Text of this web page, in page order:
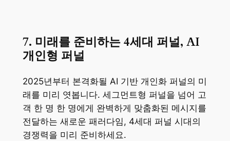
7. 미래를 준비하는 4세대 퍼널, AI
개인형 퍼널
2025년부터 본격화될 AI 기반 개인화 퍼널의 미
래를 미리 엿봅니다. 세그먼트형 퍼널을 넘어 고
객 한 명 한 명에게 완벽하게 맞춤화된 메시지를
전달하는 새로운 패러다임, 4세대 퍼널 시대의
경쟁력을 미리 준비하세요.